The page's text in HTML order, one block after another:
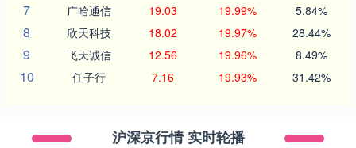
7 广哈通信 19.03 19.99% 5.84%
8 欣天科技 18.02 19.97% 28.44%
9 飞天诚信 12.56 19.96% 8.49%
10 任子行 7.16 19.93% 31.42%
沪深京行情 实时轮播